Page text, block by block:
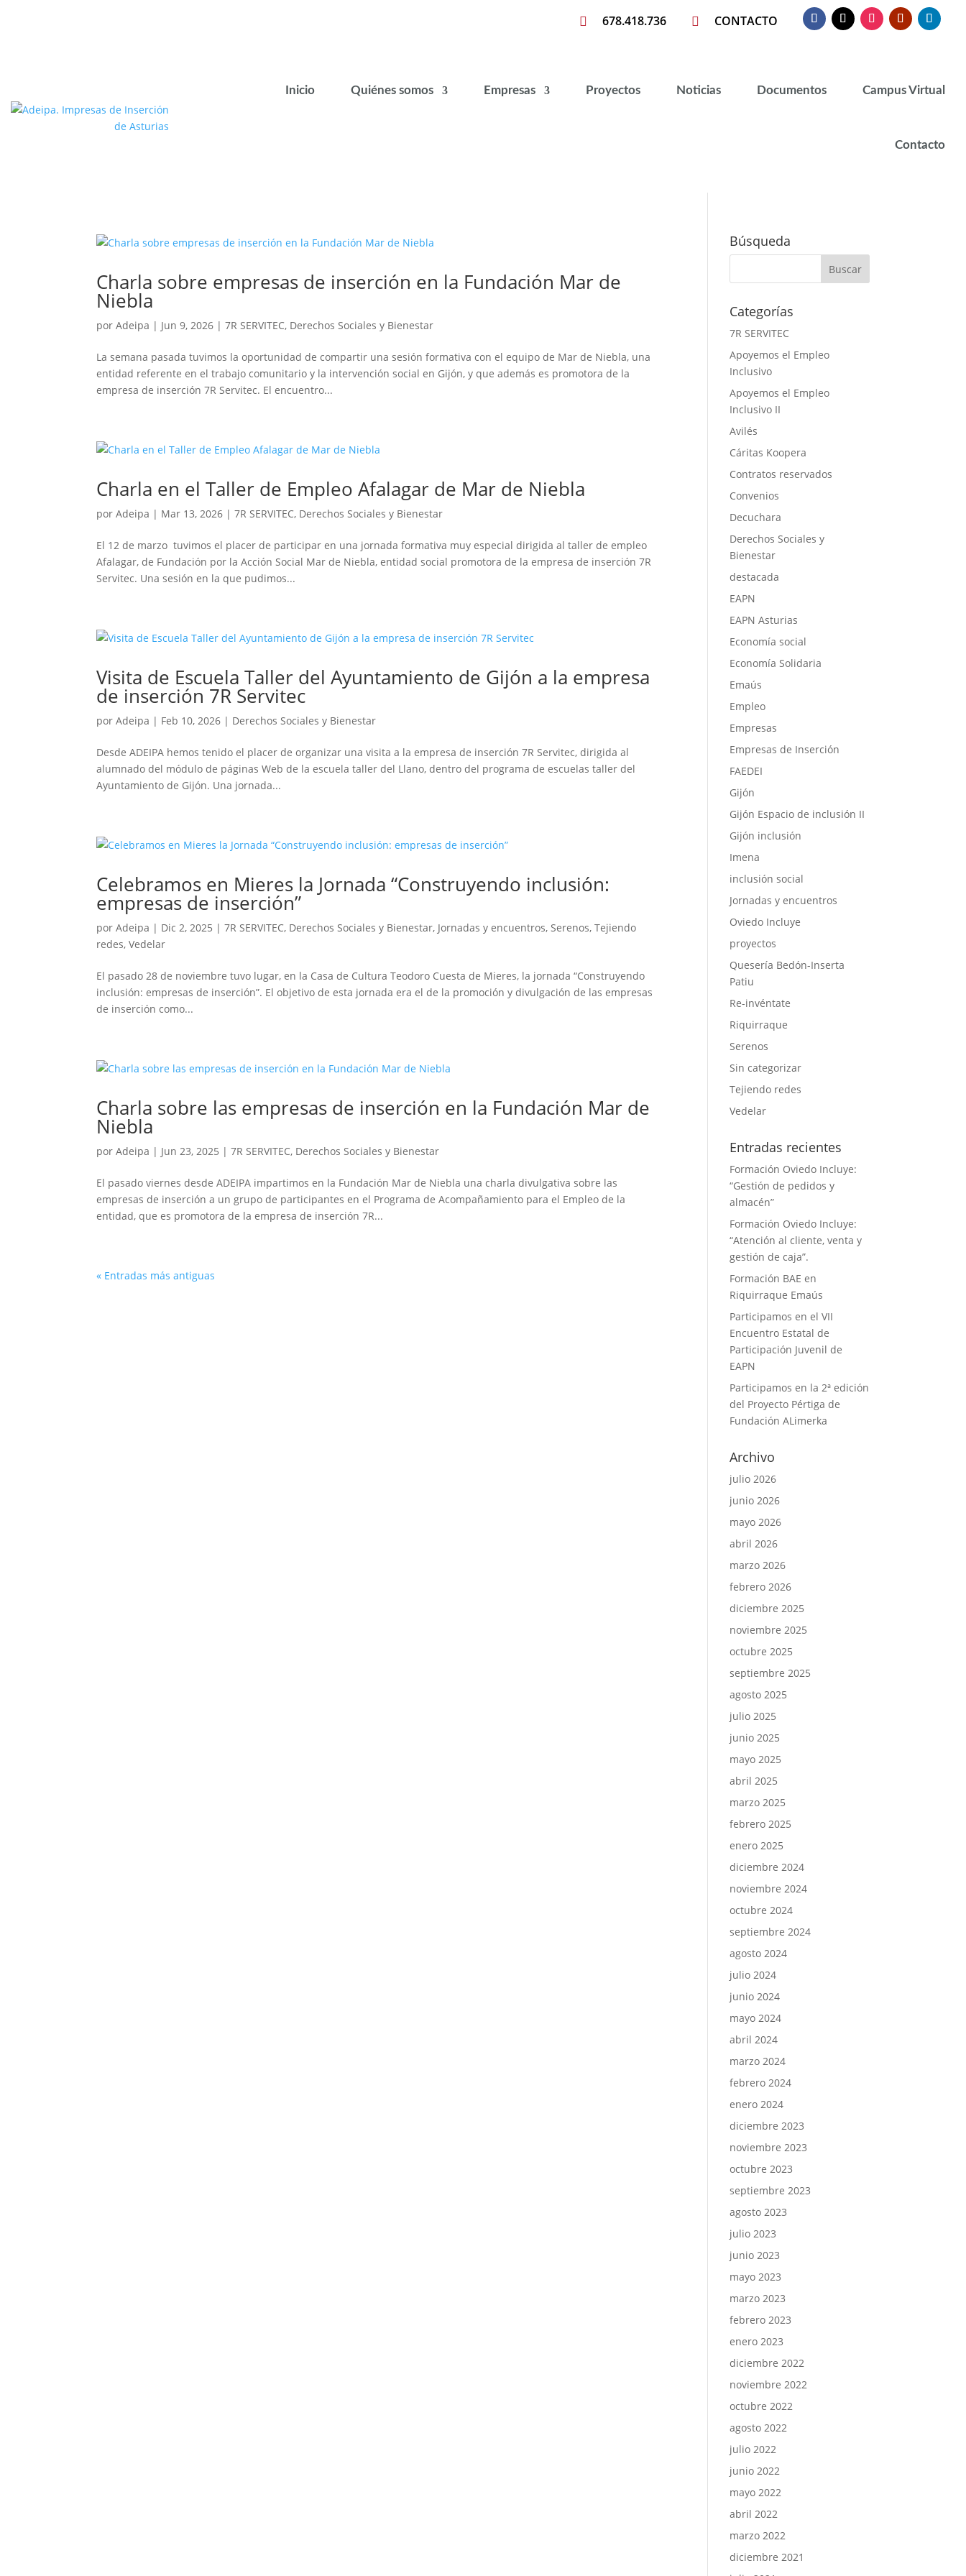
 678.418.736  CONTACTO
Inicio Quiénes somos Empresas Proyectos Noticias Documentos Campus Virtual
Contacto
Charla sobre empresas de inserción en la Fundación Mar de
Niebla
porAdeipa | Jun 9, 2026 |7R SERVITEC, Derechos Sociales y Bienestar
La semana pasada tuvimos la oportunidad de compartir una sesión formativa con el equipo de Mar de Niebla, una
entidad referente en el trabajo comunitario y la intervención social en Gijón, y que además es promotora de la
empresa de inserción 7R Servitec. El encuentro...
Charla en el Taller de Empleo Afalagar de Mar de Niebla
porAdeipa | Mar 13, 2026 |7R SERVITEC, Derechos Sociales y Bienestar
El 12 de marzo tuvimos el placer de participar en una jornada formativa muy especial dirigida al taller de empleo
Afalagar, de Fundación por la Acción Social Mar de Niebla, entidad social promotora de la empresa de inserción 7R
Servitec. Una sesión en la que pudimos...
Visita de Escuela Taller del Ayuntamiento de Gijón a la empresa
de inserción 7R Servitec
porAdeipa | Feb 10, 2026 | Derechos Sociales y Bienestar
Desde ADEIPA hemos tenido el placer de organizar una visita a la empresa de inserción 7R Servitec, dirigida al
alumnado del módulo de páginas Web de la escuela taller del Llano, dentro del programa de escuelas taller del
Ayuntamiento de Gijón. Una jornada...
Celebramos en Mieres la Jornada “Construyendo inclusión:
empresas de inserción”
porAdeipa | Dic 2, 2025 |7R SERVITEC, Derechos Sociales y Bienestar, Jornadas y encuentros,Serenos,Tejiendo
redes,Vedelar
El pasado 28 de noviembre tuvo lugar, en la Casa de Cultura Teodoro Cuesta de Mieres, la jornada “Construyendo
inclusión: empresas de inserción”. El objetivo de esta jornada era el de la promoción y divulgación de las empresas
de inserción como...
Charla sobre las empresas de inserción en la Fundación Mar de
Niebla
porAdeipa | Jun 23, 2025 |7R SERVITEC, Derechos Sociales y Bienestar
El pasado viernes desde ADEIPA impartimos en la Fundación Mar de Niebla una charla divulgativa sobre las
empresas de inserción a un grupo de participantes en el Programa de Acompañamiento para el Empleo de la
entidad, que es promotora de la empresa de inserción 7R...
« Entradas más antiguas
Búsqueda
Categorías
7R SERVITEC
Apoyemos el Empleo
Inclusivo
Apoyemos el Empleo
Inclusivo II
Avilés
Cáritas Koopera
Contratos reservados
Convenios
Decuchara
Derechos Sociales y
Bienestar
destacada
EAPN
EAPN Asturias
Economía social
Economía Solidaria
Emaús
Empleo
Empresas
Empresas de Inserción
FAEDEI
Gijón
Gijón Espacio de inclusión II
Gijón inclusión
Imena
inclusión social
Jornadas y encuentros
Oviedo Incluye
proyectos
Quesería Bedón-Inserta
Patiu
Re-invéntate
Riquirraque
Serenos
Sin categorizar
Tejiendo redes
Vedelar
Entradas recientes
Formación Oviedo Incluye:
“Gestión de pedidos y
almacén”
Formación Oviedo Incluye:
“Atención al cliente, venta y
gestión de caja”.
Formación BAE en
Riquirraque Emaús
Participamos en el VII
Encuentro Estatal de
Participación Juvenil de
EAPN
Participamos en la 2ª edición
del Proyecto Pértiga de
Fundación ALimerka
Archivo
julio 2026
junio 2026
mayo 2026
abril 2026
marzo 2026
febrero 2026
diciembre 2025
noviembre 2025
octubre 2025
septiembre 2025
agosto 2025
julio 2025
junio 2025
mayo 2025
abril 2025
marzo 2025
febrero 2025
enero 2025
diciembre 2024
noviembre 2024
octubre 2024
septiembre 2024
agosto 2024
julio 2024
junio 2024
mayo 2024
abril 2024
marzo 2024
febrero 2024
enero 2024
diciembre 2023
noviembre 2023
octubre 2023
septiembre 2023
agosto 2023
julio 2023
junio 2023
mayo 2023
marzo 2023
febrero 2023
enero 2023
diciembre 2022
noviembre 2022
octubre 2022
agosto 2022
julio 2022
junio 2022
mayo 2022
abril 2022
marzo 2022
diciembre 2021